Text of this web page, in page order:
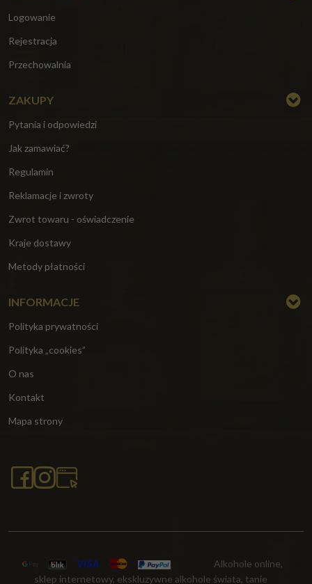
Logowanie
Rejestracja
Przechowalnia
ZAKUPY
Pytania i odpowiedzi
Jak zamawiać?
Regulamin
Reklamacje i zwroty
Zwrot towaru - oświadczenie
Kraje dostawy
Metody płatności
INFORMACJE
Polityka prywatności
Polityka „cookies”
O nas
Kontakt
Mapa strony
Alkohole online,
sklep internetowy, ekskluzywne alkohole świata, tanie